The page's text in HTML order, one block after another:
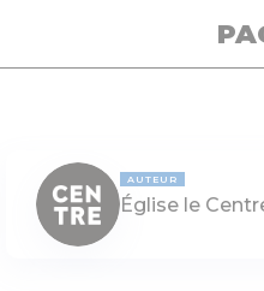
AUTEUR
Église le